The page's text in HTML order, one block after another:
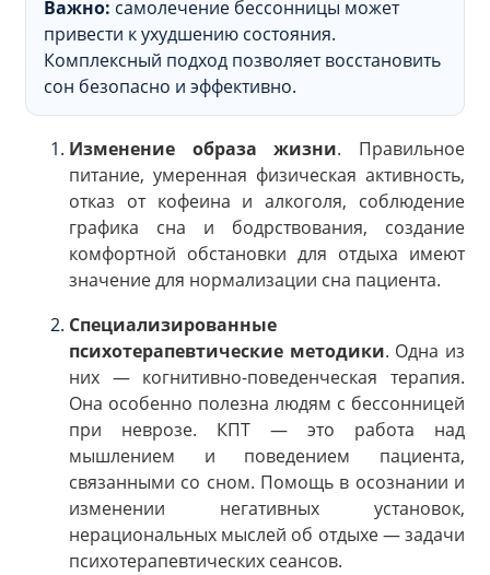
Важно: самолечение бессонницы может
привести к ухудшению состояния.
Комплексный подход позволяет восстановить
сон безопасно и эффективно.
Изменение образа жизни. Правильное
питание, умеренная физическая активность,
отказ от кофеина и алкоголя, соблюдение
графика сна и бодрствования, создание
комфортной обстановки для отдыха имеют
значение для нормализации сна пациента.
Специализированные
психотерапевтические методики. Одна из
них — когнитивно-поведенческая терапия.
Она особенно полезна людям с бессонницей
при неврозе. КПТ — это работа над
мышлением и поведением пациента,
связанными со сном. Помощь в осознании и
изменении негативных установок,
нерациональных мыслей об отдыхе — задачи
психотерапевтических сеансов.